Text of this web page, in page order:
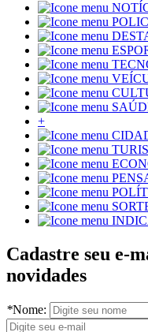
+
Cadastre seu e-
novidades
*Nome: